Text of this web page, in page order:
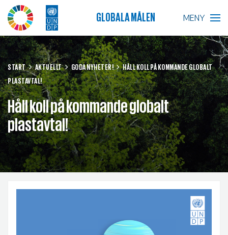
GLOBALA MÅLEN MENY
BLIR VÄRLDEN BÄTTRE?
GLOBALA MÅLEN
SKOLA
FÖRETAG
RESURSER
AKTUELLT
START AKTUELLT GODA NYHETER!
HÅLL KOLL PÅ KOMMANDE GLOBALT
PLASTAVTAL!
Håll koll på kommande globalt
plastavtal!